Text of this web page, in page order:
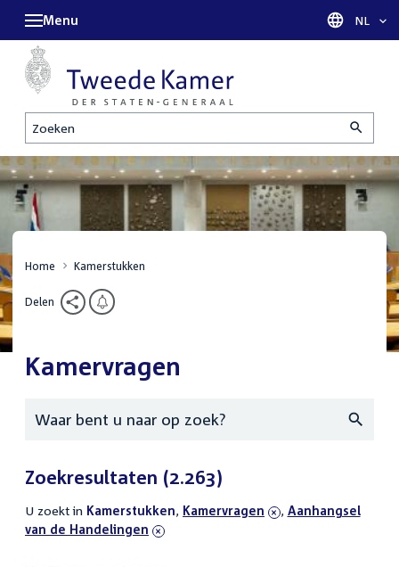
Zoeken
Menu Taal
NL
Home Kamerstukken
Delen
Kamervragen
Zoeken
Zoekresultaten (2.263)
U zoekt in actieve
filters
Kamerstukken, verwijder
Kamervragen , verwijder
Aanhangsel
van de Handelingen